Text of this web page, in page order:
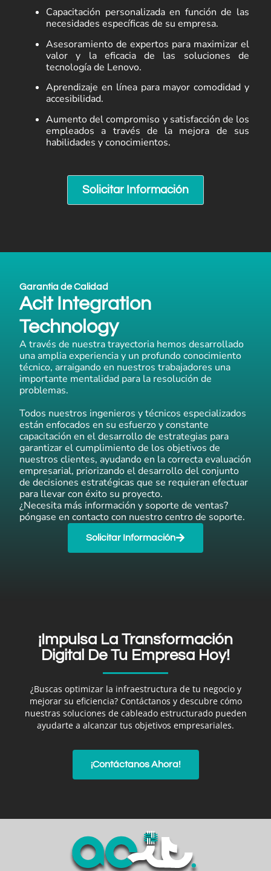
Capacitación personalizada en función de las
necesidades específicas de su empresa.
Asesoramiento de expertos para maximizar el
valor y la eficacia de las soluciones de
tecnología de Lenovo.
Aprendizaje en línea para mayor comodidad y
accesibilidad.
Aumento del compromiso y satisfacción de los
empleados a través de la mejora de sus
habilidades y conocimientos.
Solicitar Información
Garantia de Calidad
Acit Integration
Technology
A través de nuestra trayectoria hemos desarrollado
una amplia experiencia y un profundo conocimiento
técnico, arraigando en nuestros trabajadores una
importante mentalidad para la resolución de
problemas.
Todos nuestros ingenieros y técnicos especializados
están enfocados en su esfuerzo y constante
capacitación en el desarrollo de estrategias para
garantizar el cumplimiento de los objetivos de
nuestros clientes, ayudando en la correcta evaluación
empresarial, priorizando el desarrollo del conjunto
de decisiones estratégicas que se requieran efectuar
para llevar con éxito su proyecto.
¿Necesita más información y soporte de ventas?
póngase en contacto con nuestro centro de soporte.
Solicitar Información
¡Impulsa La Transformación
Digital De Tu Empresa Hoy!
¿Buscas optimizar la infraestructura de tu negocio y
mejorar su eficiencia? Contáctanos y descubre cómo
nuestras soluciones de cableado estructurado pueden
ayudarte a alcanzar tus objetivos empresariales.
¡Contáctanos Ahora!